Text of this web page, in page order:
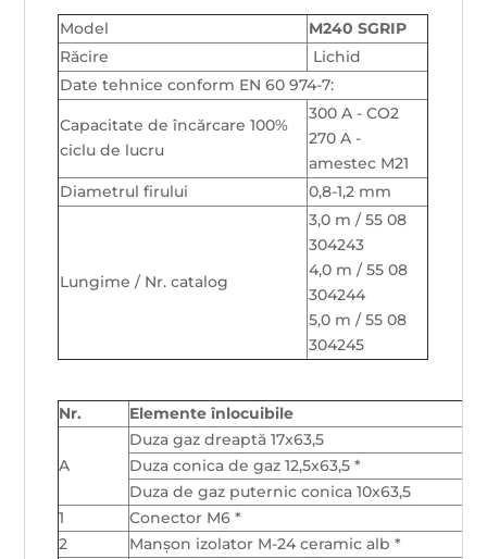
Model
M240 SGRIP
Răcire
Lichid
Date tehnice conform EN 60 974-7:
Capacitate de încărcare 100%
ciclu de lucru
300 A - CO2
270 A -
amestec M21
Diametrul firului
0,8-1,2 mm
Lungime / Nr. catalog
3,0 m / 55 08
304243
4,0 m / 55 08
304244
5,0 m / 55 08
304245
Nr. Elemente înlocuibile
A
Duza gaz dreaptă 17x63,5
Duza conica de gaz 12,5x63,5 *
Duza de gaz puternic conica 10x63,5
1
Conector M6 *
2
Manșon izolator M-24 ceramic alb *